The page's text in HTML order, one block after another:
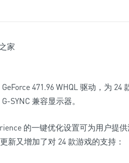
家
GeForce 471.96 WHQL 驱动 ，为 24
SYNC 兼容显示器。
的一键优化设置可为用户提
新又增加了对 24 款游戏的支持：